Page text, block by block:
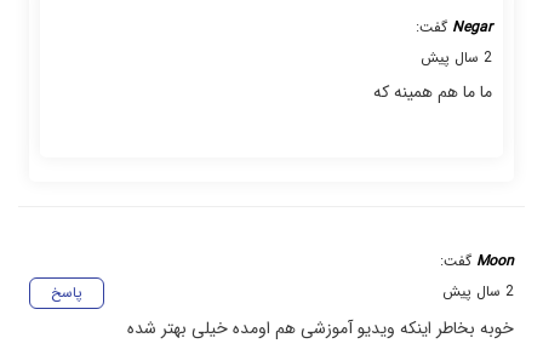
Negar گفت:
2 سال پیش
ما ما هم همینه که
Moon گفت:
پاسخ
2 سال پیش
خوبه بخاطر اینکه ویدیو آموزشی هم اومده خیلی بهتر شده